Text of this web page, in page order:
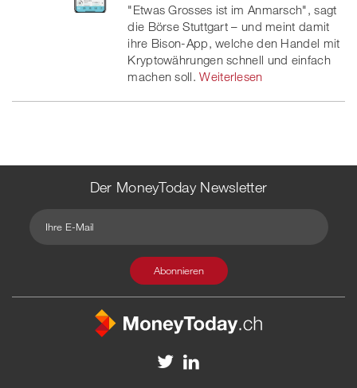
"Etwas Grosses ist im Anmarsch", sagt
die Börse Stuttgart – und meint damit
ihre Bison-App, welche den Handel mit
Kryptowährungen schnell und einfach
machen soll. Weiterlesen
Der MoneyToday Newsletter